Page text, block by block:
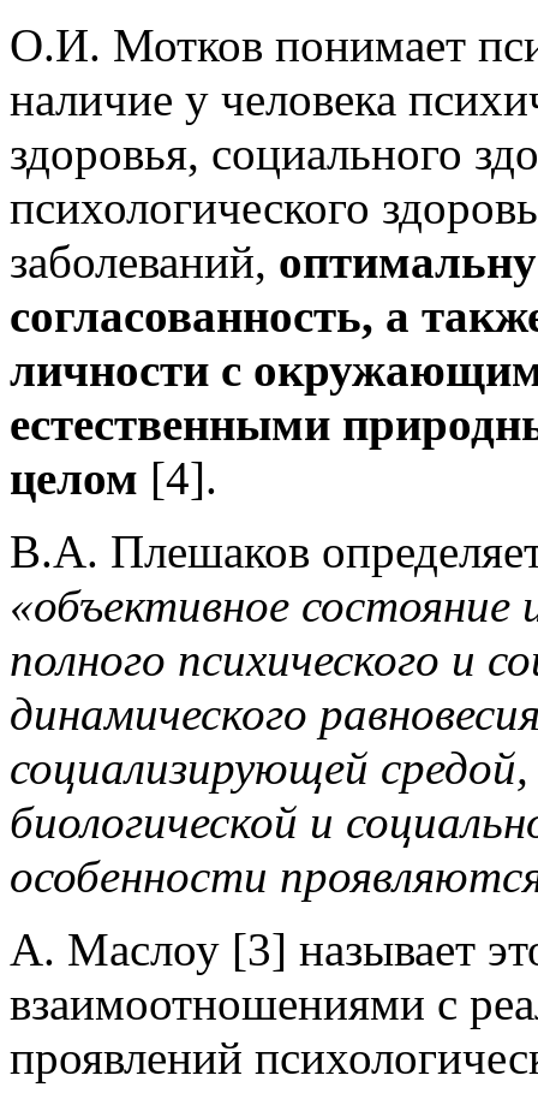
О.И. Мотков понимает
наличие у человека
здоровья, социального
психологического
заболеваний,
согласованность, а
личности с
естественными
целом [4].
В.А. Плешаков
«объективное состояние
полного психического и
динамического
социализирующей
биологической и
особенности
А. Маслоу [3] называет
взаимоотношениями с
проявлений